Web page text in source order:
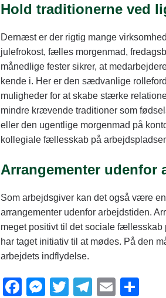
Hold traditionerne ved
Dernæst er der rigtig mange
julefrokost, fælles morgenmad,
månedlige fester sikrer, at
kende i. Her er den sædvanlige
muligheder for at skabe stærke
mindre krævende traditioner som
eller den ugentlige morgenmad på
kollegiale fællesskab på
Arrangementer udenfor
Som arbejdsgiver kan det også være
arrangementer udenfor arbejdstiden.
meget positivt til det sociale
har taget initiativ til at mødes. På den
arbejdets indflydelse.
F
M
T
T
E